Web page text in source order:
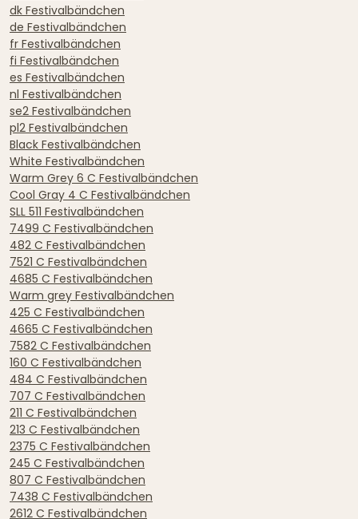
dk Festivalbändchen
de Festivalbändchen
fr Festivalbändchen
fi Festivalbändchen
es Festivalbändchen
nl Festivalbändchen
se2 Festivalbändchen
pl2 Festivalbändchen
Black Festivalbändchen
White Festivalbändchen
Warm Grey 6 C Festivalbändchen
Cool Gray 4 C Festivalbändchen
SLL 511 Festivalbändchen
7499 C Festivalbändchen
482 C Festivalbändchen
7521 C Festivalbändchen
4685 C Festivalbändchen
Warm grey Festivalbändchen
425 C Festivalbändchen
4665 C Festivalbändchen
7582 C Festivalbändchen
160 C Festivalbändchen
484 C Festivalbändchen
707 C Festivalbändchen
211 C Festivalbändchen
213 C Festivalbändchen
2375 C Festivalbändchen
245 C Festivalbändchen
807 C Festivalbändchen
7438 C Festivalbändchen
2612 C Festivalbändchen